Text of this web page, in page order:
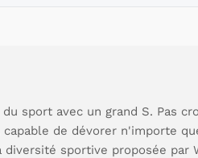
sport avec un grand S. Pas
de dévorer n'importe
sportive proposée par